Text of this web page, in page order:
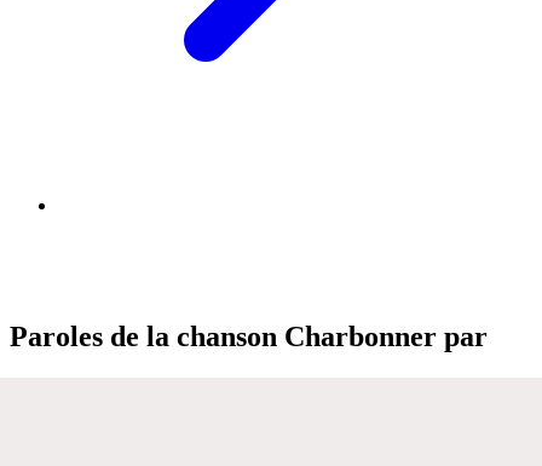
Paroles de la chanson Charbonner par